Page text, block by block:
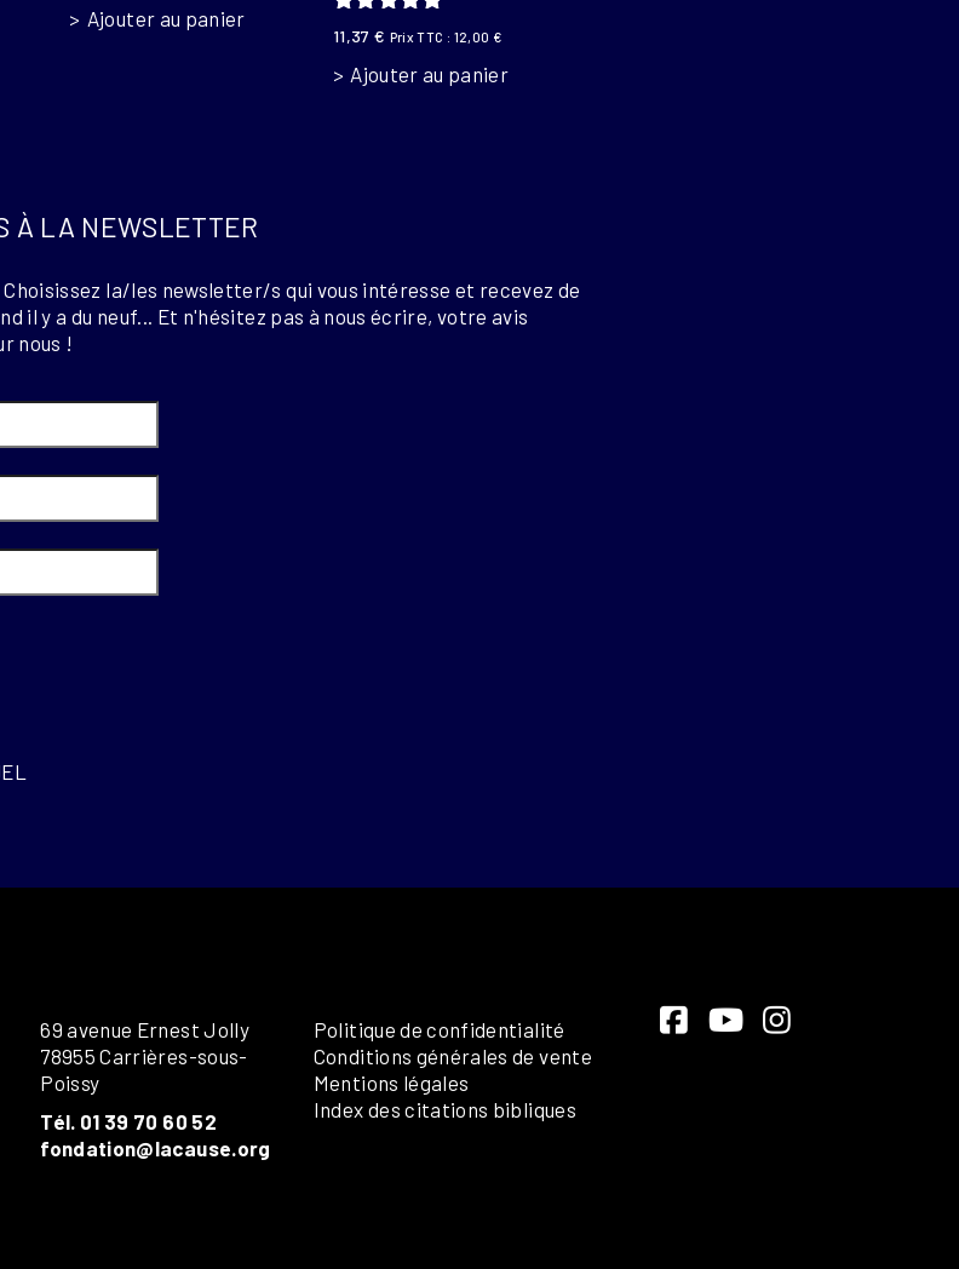
Ajouter au panier Note 5.00
sur 5
11,37 € Prix TTC : 12,00 €
Ajouter au panier
À LA NEWSLETTER
la/les newsletter/s qui vous intéresse et recevez de
il y a du neuf... Et n'hésitez pas à nous écrire, votre avis
nous !
69 avenue Ernest Jolly
78955 Carrières-sous-
Poissy
Tél. 01 39 70 60 52
fondation@lacause.org
Politique de confidentialité
Conditions générales de vente
Mentions légales
Index des citations bibliques